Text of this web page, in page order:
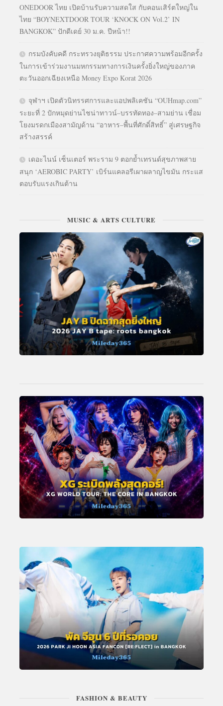
ONEDOOR ไทย เปิดบ้านรับความสดใส กับคอนเสิร์ตใหญ่ใน
ไทย “BOYNEXTDOOR TOUR ‘KNOCK ON Vol.2’ IN
BANGKOK” ปักดีเดย์ 30 ม.ค. ปีหน้า!!
กรมบังคับคดี กระทรวงยุติธรรม ประกาศความพร้อมอีกครั้ง
ในการเข้าร่วมงานมหกรรมทางการเงินครั้งยิ่งใหญ่ของภาค
ตะวันออกเฉียงเหนือ Money Expo Korat 2026
จุฬาฯ เปิดตัวนิทรรศการและแอปพลิเคชัน “OUHmap.com”
ระยะที่ 2 ปักหมุดย่านไชน่าทาวน์–บรรทัดทอง–สามย่าน เชื่อม
โยงมรดกเมืองสามัญด้าน “อาหาร–พื้นที่ศักดิ์สิทธิ์” สู่เศรษฐกิจ
สร้างสรรค์
เดอะไนน์ เซ็นเตอร์ พระราม 9 ตอกย้ำเทรนด์สุขภาพสาย
สนุก ‘AEROBIC PARTY’ เบิร์นแคลอรีเผาผลาญไขมัน กระแส
ตอบรับแรงเกินต้าน
MUSIC & ARTS CULTURE
FASHION & BEAUTY